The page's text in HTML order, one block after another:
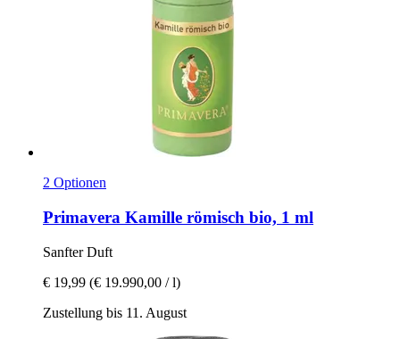
2 Optionen
Primavera Kamille römisch bio, 1 ml
Sanfter Duft
€ 19,99 (€ 19.990,00 / l)
Zustellung bis 11. August